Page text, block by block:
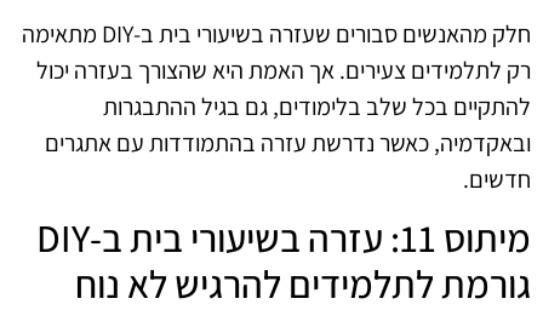
חלק מהאנשים סבורים שעזרה בשיעורי בית ב-DIY מתאימה
רק לתלמידים צעירים. אך האמת היא שהצורך בעזרה יכול
להתקיים בכל שלב בלימודים, גם בגיל ההתבגרות
ובאקדמיה, כאשר נדרשת עזרה בהתמודדות עם אתגרים
חדשים.
מיתוס 11: עזרה בשיעורי בית ב-DIY
גורמת לתלמידים להרגיש לא נוח